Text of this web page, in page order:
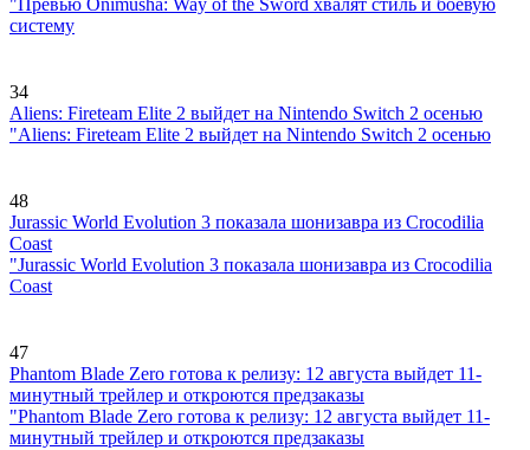
"Превью Onimusha: Way of the Sword хвалят стиль и боевую
систему
34
Aliens: Fireteam Elite 2 выйдет на Nintendo Switch 2 осенью
"Aliens: Fireteam Elite 2 выйдет на Nintendo Switch 2 осенью
48
Jurassic World Evolution 3 показала шонизавра из Crocodilia
Coast
"Jurassic World Evolution 3 показала шонизавра из Crocodilia
Coast
47
Phantom Blade Zero готова к релизу: 12 августа выйдет 11-
минутный трейлер и откроются предзаказы
"Phantom Blade Zero готова к релизу: 12 августа выйдет 11-
минутный трейлер и откроются предзаказы